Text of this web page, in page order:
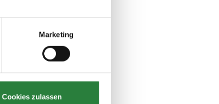
Marketing
Cookies zulassen